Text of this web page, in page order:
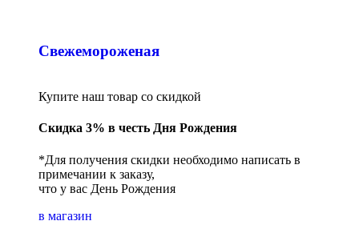
Свежемороженая
Купите наш товар со скидкой
Скидка 3% в честь Дня Рождения
*Для получения скидки необходимо написать в
примечании к заказу,
что у вас День Рождения
в магазин